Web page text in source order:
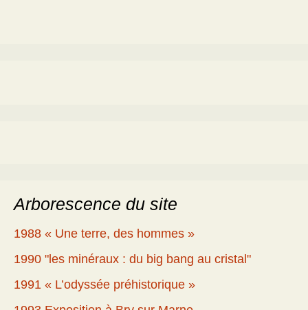
Arborescence du site
1988 « Une terre, des hommes »
1990 "les minéraux : du big bang au cristal"
1991 « L’odyssée préhistorique »